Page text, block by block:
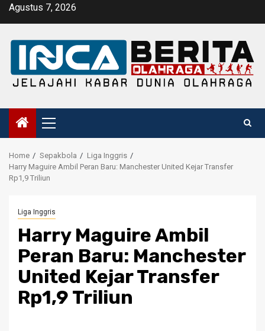
SkipAgustus 7, 2026
Primary
Menu
Home Sepakbola
Liga Inggris
Harry Maguire Ambil Peran Baru: Manchester United Kejar Transfer
Rp1,9 Triliun
Liga Inggris
Harry Maguire Ambil
Peran Baru: Manchester
United Kejar Transfer
Rp1,9 Triliun